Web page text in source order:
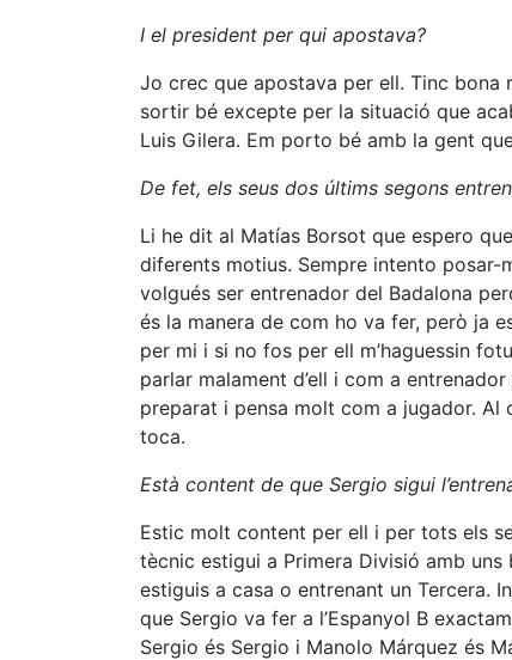
I el president per qui apostava?
Jo crec que apostava per ell. Tinc bona
sortir bé excepte per la situació que
Luis Gilera. Em porto bé amb la gent
De fet, els seus dos últims segons
Li he dit al Matías Borsot que espero
diferents motius. Sempre intento posar-
volgués ser entrenador del Badalona
és la manera de com ho va fer, però ja
per mi i si no fos per ell m’haguessin
parlar malament d’ell i com a
preparat i pensa molt com a jugador. Al
toca.
Està content de que Sergio sigui
Estic molt content per ell i per tots els
tècnic estigui a Primera Divisió amb
estiguis a casa o entrenant un Tercera.
que Sergio va fer a l’Espanyol B
Sergio és Sergio i Manolo Márquez és